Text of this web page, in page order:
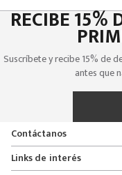
RECIBE 15%
Suscríbete y recibe 15% de
antes que
Contáctanos
Encuentra tu tienda
Links de interés